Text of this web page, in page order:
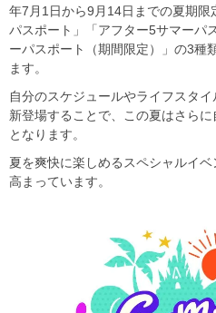
年7月1日から9月14日までの夏期
パスポート」「アフター5サマーパ
ーパスポート（期間限定）」の3種
ます。
自分のスケジュールやライフスタ
新登場することで、この夏はさら
となります。
夏を爽快に楽しめるスペシャルイ
高まっています。